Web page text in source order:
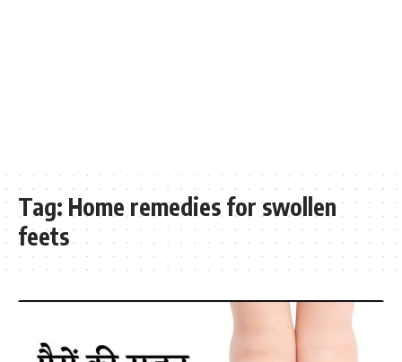
Tag: Home remedies for swollen
feets